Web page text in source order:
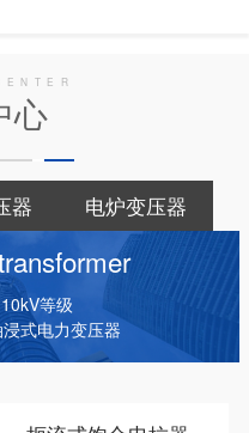
心
器
电炉变压器
箱式变电站
等级
式电力变压器